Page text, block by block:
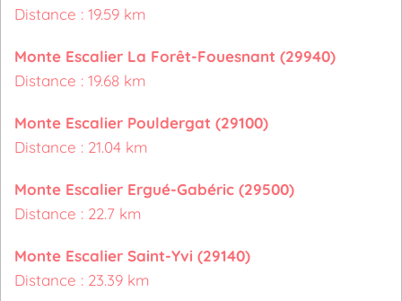
Distance : 19.59 km
Monte Escalier La Forêt-Fouesnant (29940)
Distance : 19.68 km
Monte Escalier Pouldergat (29100)
Distance : 21.04 km
Monte Escalier Ergué-Gabéric (29500)
Distance : 22.7 km
Monte Escalier Saint-Yvi (29140)
Distance : 23.39 km